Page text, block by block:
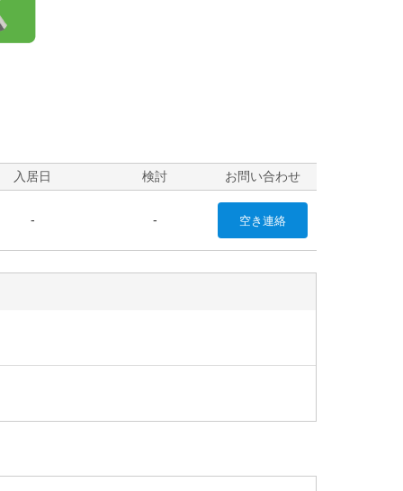
入居日 検討 お問い合わせ
- - 空き 連絡